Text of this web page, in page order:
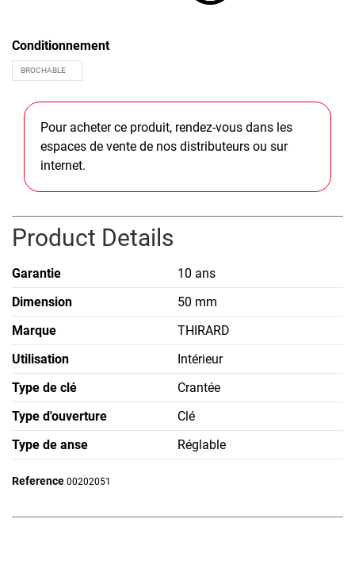
Conditionnement
Pour acheter ce produit, rendez-vous dans les
espaces de vente de nos distributeurs ou sur
internet.
Product Details
Garantie
10 ans
Dimension
50 mm
Marque
THIRARD
Utilisation
Intérieur
Type de clé
Crantée
Type d'ouverture
Clé
Type de anse
Réglable
Reference 00202051